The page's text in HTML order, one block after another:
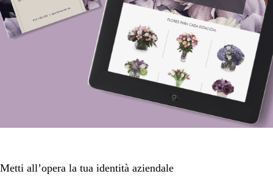
Metti all’opera la tua identità aziendale